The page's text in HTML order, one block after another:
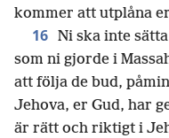
kommer att utplåna
16 Ni ska inte
som ni gjorde i
att följa de bud,
Jehova, er Gud, har
är rätt och riktigt i